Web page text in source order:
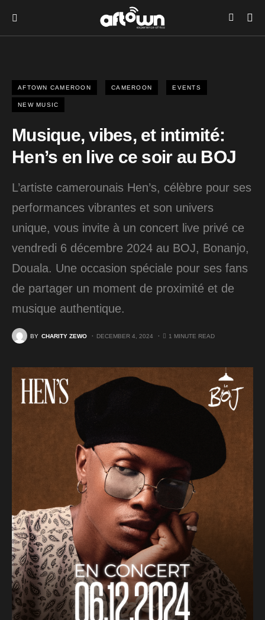
AFTOWN CAMEROON CAMEROON EVENTS
NEW MUSIC
Musique, vibes, et intimité:
Hen’s en live ce soir au BOJ
L’artiste camerounais Hen’s, célèbre pour ses
performances vibrantes et son univers
unique, vous invite à un concert live privé ce
vendredi 6 décembre 2024 au BOJ, Bonanjo,
Douala. Une occasion spéciale pour ses fans
de partager un moment de proximité et de
musique authentique.
BY CHARITY ZEWO DECEMBER 4, 2024 1 MINUTE READ